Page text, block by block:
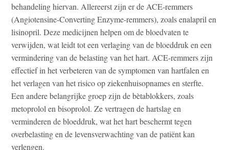
behandeling hiervan. Allereerst zijn er de ACE-remmers
(Angiotensine-Converting Enzyme-remmers), zoals enalapril en
lisinopril. Deze medicijnen helpen om de bloedvaten te
verwijden, wat leidt tot een verlaging van de bloeddruk en een
vermindering van de belasting van het hart. ACE-remmers zijn
effectief in het verbeteren van de symptomen van hartfalen en
het verlagen van het risico op ziekenhuisopnames en sterfte.
Een andere belangrijke groep zijn de bètablokkers, zoals
metoprolol en bisoprolol. Ze vertragen de hartslag en
verminderen de bloeddruk, wat het hart beschermt tegen
overbelasting en de levensverwachting van de patiënt kan
verlengen.